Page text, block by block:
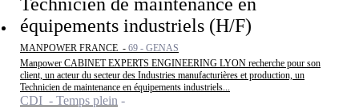
équipements industriels (H/F)
MANPOWER FRANCE - 69 - GENAS
Manpower CABINET EXPERTS ENGINEERING LYON recherche pour son
client, un acteur du secteur des Industries manufacturières et production, un
Technicien de maintenance en équipements industriels...
CDI - Temps plein